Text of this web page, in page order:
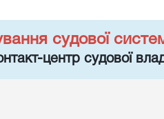
судової
центр судової